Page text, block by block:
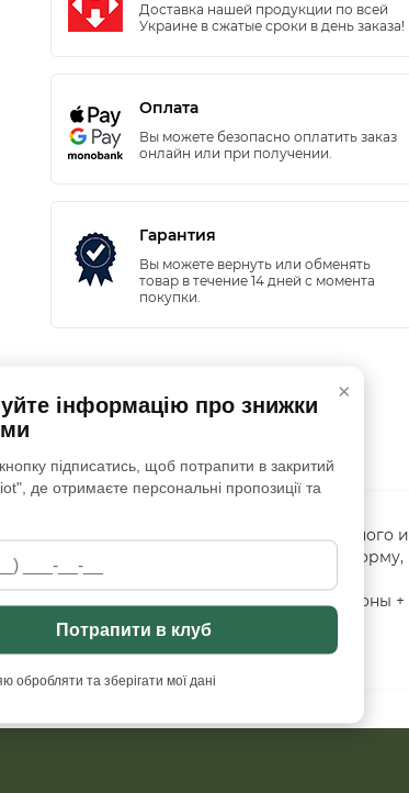
Доставка нашей продукции по всей
Украине в сжатые сроки в день заказа!
Оплата
Вы можете безопасно оплатить заказ
онлайн или при получении.
Гарантия
Вы можете вернуть или обменять
товар в течение 14 дней с момента
покупки.
Вопрос - ответ
стиль. Куртка-аноак выполнена из прочного и
от ветра и дождя, но и сохраняет свою форму,
РипСтоп Капишон козырьком 2 Большие
под телефон из переда Липучки под шевроны +
Капишон на Утяжках Пояс на Утяжках
×
інформацію про знижки
підписатись, щоб потрапити в закритий
де отримаєте персональні пропозиції та
Потрапити в клуб
обробляти та зберігати мої дані